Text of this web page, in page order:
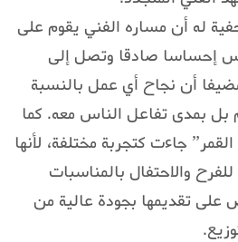
له أن مساره الفني يقوم على
إحساسا صادقا وتصل إلى
أن نجاح أي عمل بالنسبة
بل بمدى تفاعل الناس معه. كما
جاءت كتجربة مختلفة، لأنها
والاحتفال بالمناسبات
على تقديمها بجودة عالية من